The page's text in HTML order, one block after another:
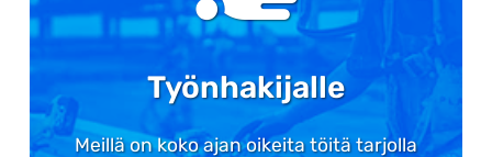
Työnhakijalle
Meillä on koko ajan oikeita töitä tarjolla